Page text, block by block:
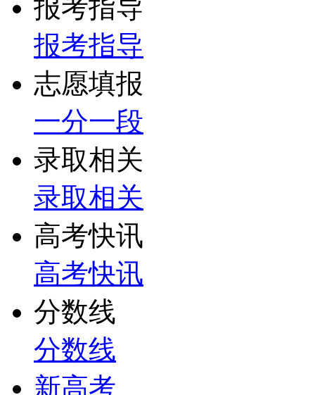
报考指导
报考指导
志愿填报
一分一段
录取相关
录取相关
高考快讯
高考快讯
分数线
分数线
新高考